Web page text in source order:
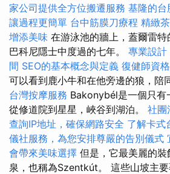
家公司提供全方位搬遷服務 基隆的台
讓過程更簡單 台中筋膜刀療程 精緻
增添美味 在游泳池的牆上，蓋爾雷
巴科尼隱士中度過的七年。 專業設計
間 SEO的基本概念與定義 復健師資
可以看到鹿小牛和在他旁邊的狼，陪
台灣按摩服務 Bakonybél是一個只有
從修道院到星星，峽谷到湖泊。 社團
查詢IP地址，確保網路安全 了解卡式
儀社服務，為您安排尊嚴的告別儀式
會帶來美味選擇 但是，它最美麗的
泉，也稱為Szentkút。 這些山坡主